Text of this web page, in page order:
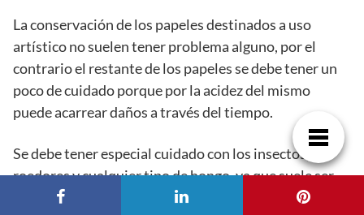
La conservación de los papeles destinados a uso
artístico no suelen tener problema alguno, por el
contrario el restante de los papeles se debe tener un
poco de cuidado porque por la acidez del mismo
puede acarrear daños a través del tiempo.
Se debe tener especial cuidado con los insectos,
roedores y cualquier tipo de hongo, ya que suele ser
un rico manjar para estos. Por lo tanto se hace